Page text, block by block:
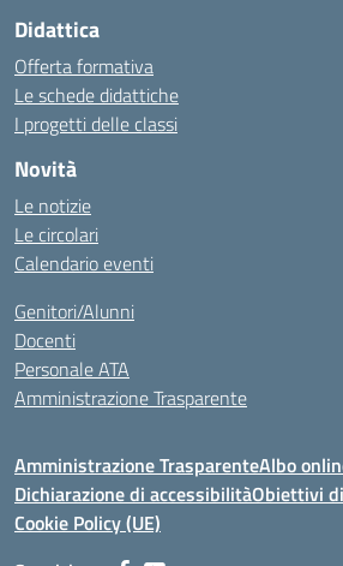
Didattica
Offerta formativa
Le schede didattiche
I progetti delle classi
Novità
Le notizie
Le circolari
Calendario eventi
Genitori/Alunni
Docenti
Personale ATA
Amministrazione Trasparente
Amministrazione TrasparenteAlbo
Dichiarazione di accessibilitàObiettivi
Cookie Policy (UE)